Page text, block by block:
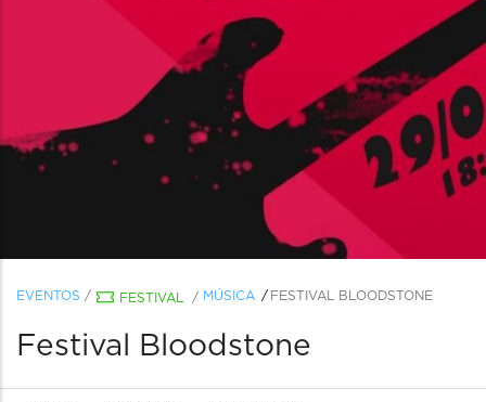
EVENTOS / FESTIVAL / MÚSICA FESTIVAL BLOODSTONE
Festival Bloodstone